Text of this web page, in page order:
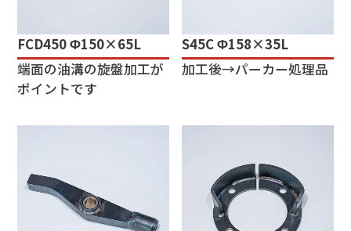
FCD450 Φ150×65L
端面の油溝の旋盤加工が
ポイントです
S45C Φ158×35L
加工後→パーカー処理品